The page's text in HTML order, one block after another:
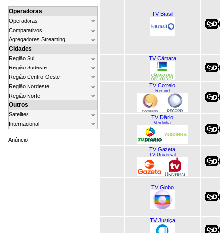
Operadoras
Operadoras
Comparativos
Agregadores Streaming
Cidades
Região Sul
Região Sudeste
Região Centro-Oeste
Região Nordeste
Região Norte
Outros
Satelites
Internacional
Anúncio:
TV Brasil
TV Câmara
TV Correio
Record
TV Diário
Verdinha
TV Gazeta
TV Universal
TV Globo
TV Justiça